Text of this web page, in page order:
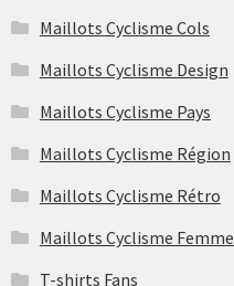
Maillots Cyclisme Cols
Maillots Cyclisme Design
Maillots Cyclisme Pays
Maillots Cyclisme Région
Maillots Cyclisme Rétro
Maillots Cyclisme Femme
T-shirts Fans